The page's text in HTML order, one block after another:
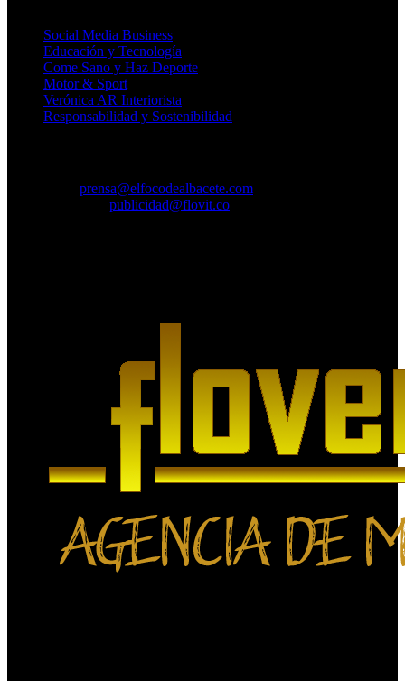
Social Media Business
Educación y Tecnología
Come Sano y Haz Deporte
Motor & Sport
Verónica AR Interiorista
Responsabilidad y Sostenibilidad
prensa@elfocodealbacete.com
publicidad@flovit.co